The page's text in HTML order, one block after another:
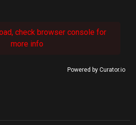
check browser console for
more info
Powered by Curator.io